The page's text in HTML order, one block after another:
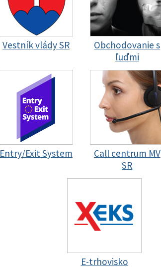
Vestník vlády SR
Obchodovanie s
ľuďmi
Entry/Exit System
Call centrum MV
SR
E-trhovisko